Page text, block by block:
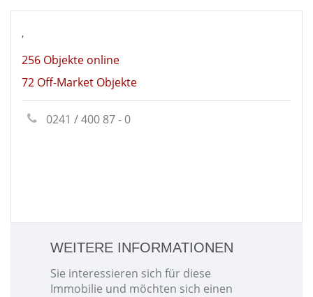
,
256 Objekte online
72 Off-Market Objekte
0241 / 400 87 - 0
WEITERE INFORMATIONEN
Sie interessieren sich für diese
Immobilie und möchten sich einen